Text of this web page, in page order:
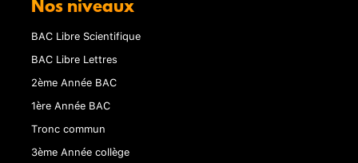
Nos niveaux
BAC Libre Scientifique
BAC Libre Lettres
2ème Année BAC
1ère Année BAC
Tronc commun
3ème Année collège